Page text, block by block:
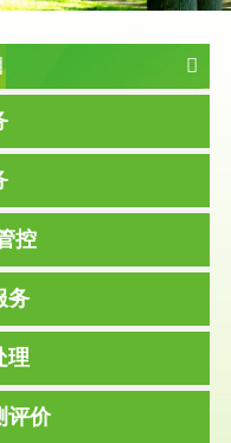
控
务
理
评价